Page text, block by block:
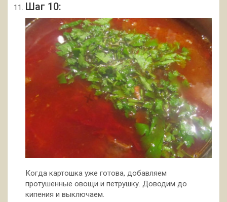
Шаг 10:
Когда картошка уже готова, добавляем
протушенные овощи и петрушку. Доводим до
кипения и выключаем.